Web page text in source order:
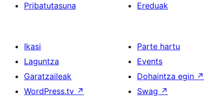
Pribatutasuna
Ereduak
Ikasi
Laguntza
Garatzaileak
WordPress.tv ↗
Parte hartu
Events
Dohaintza egin ↗
Swag ↗